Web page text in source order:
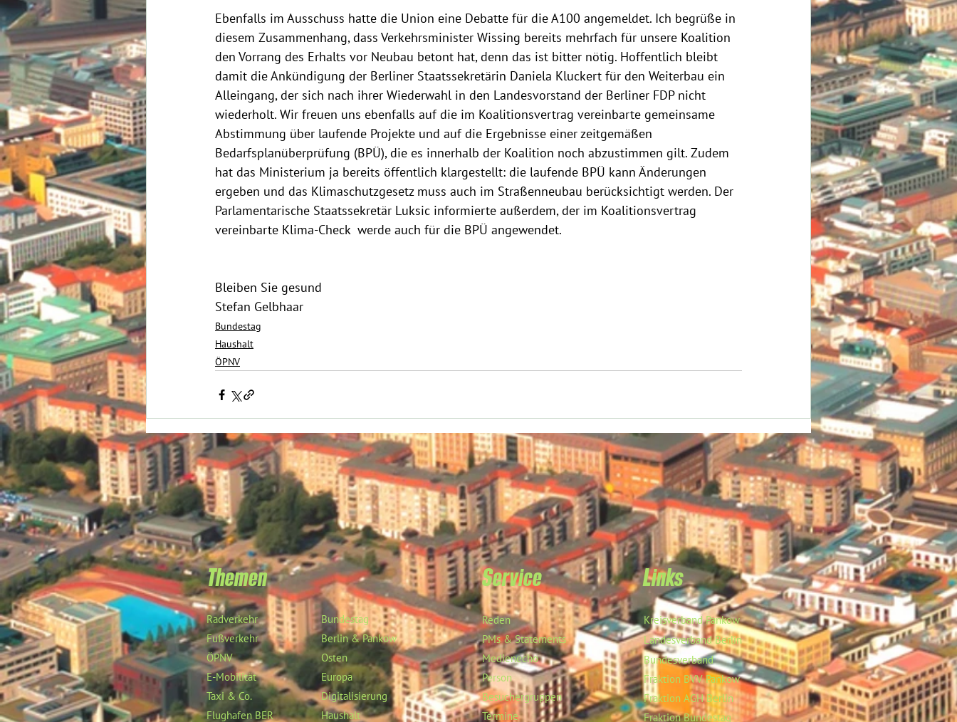
Ebenfalls im Ausschuss hatte die Union eine Debatte für die A100 angemeldet. Ich begrüße in
diesem Zusammenhang, dass Verkehrsminister Wissing bereits mehrfach für unsere Koalition
den Vorrang des Erhalts vor Neubau betont hat, denn das ist bitter nötig. Hoffentlich bleibt
damit die Ankündigung der Berliner Staatssekretärin Daniela Kluckert für den Weiterbau ein
Alleingang, der sich nach ihrer Wiederwahl in den Landesvorstand der Berliner FDP nicht
wiederholt. Wir freuen uns ebenfalls auf die im Koalitionsvertrag vereinbarte gemeinsame
Abstimmung über laufende Projekte und auf die Ergebnisse einer zeitgemäßen
Bedarfsplanüberprüfung (BPÜ), die es innerhalb der Koalition noch abzustimmen gilt. Zudem
hat das Ministerium ja bereits öffentlich klargestellt: die laufende BPÜ kann Änderungen
ergeben und das Klimaschutzgesetz muss auch im Straßenneubau berücksichtigt werden. Der
Parlamentarische Staatssekretär Luksic informierte außerdem, der im Koalitionsvertrag
vereinbarte Klima-Check  werde auch für die BPÜ angewendet.
Bleiben Sie gesund
Stefan Gelbhaar
Bundestag
Haushalt
ÖPNV
Themen
Radverkehr
Fußverkehr
ÖPNV
E-Mobilität
Taxi & Co.
Flughafen BER
Bundestag
Berlin & Pankow
Osten
Europa
Digitalisierung
Haushalt
Service
Reden
PMs & Statements
Medienecho
Person
Besuchergruppen
Termine
Links
Kreisverband Pankow
Landesverband Berlin
Bundesverband
Fraktion BVV Pankow
Fraktion AGH Berlin
Fraktion Bundestag